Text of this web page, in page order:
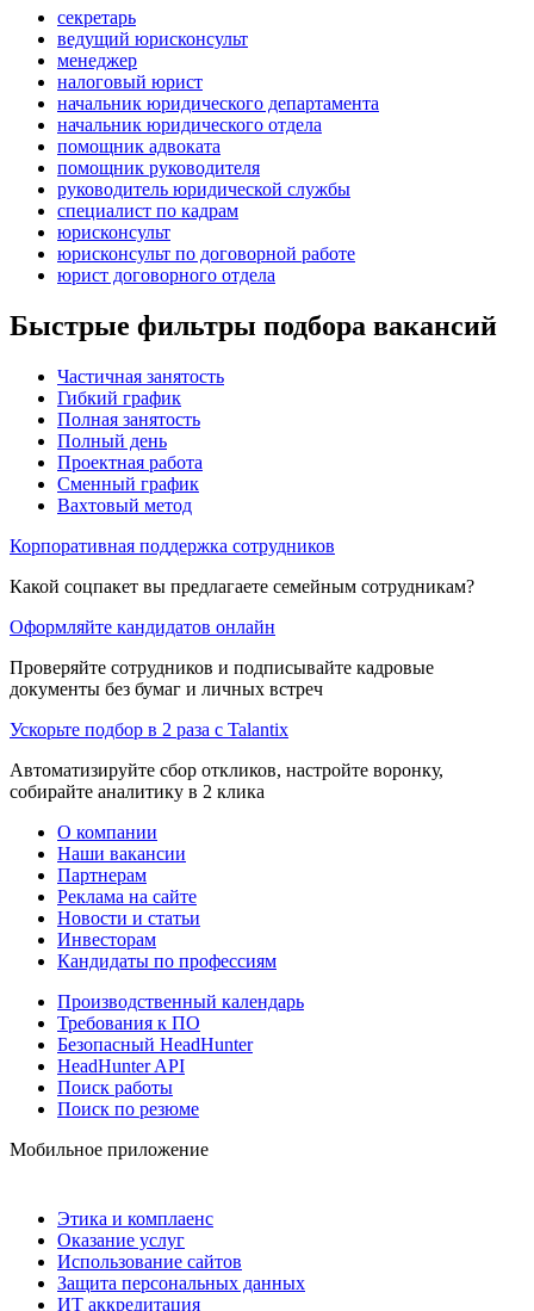
секретарь
ведущий юрисконсульт
менеджер
налоговый юрист
начальник юридического департамента
начальник юридического отдела
помощник адвоката
помощник руководителя
руководитель юридической службы
специалист по кадрам
юрисконсульт
юрисконсульт по договорной работе
юрист договорного отдела
Быстрые фильтры подбора вакансий
Частичная занятость
Гибкий график
Полная занятость
Полный день
Проектная работа
Сменный график
Вахтовый метод
Корпоративная поддержка сотрудников
Какой соцпакет вы предлагаете семейным сотрудникам?
Оформляйте кандидатов онлайн
Проверяйте сотрудников и подписывайте кадровые
документы без бумаг и личных встреч
Ускорьте подбор в 2 раза с Talantix
Автоматизируйте сбор откликов, настройте воронку,
собирайте аналитику в 2 клика
О компании
Наши вакансии
Партнерам
Реклама на сайте
Новости и статьи
Инвесторам
Кандидаты по профессиям
Производственный календарь
Требования к ПО
Безопасный HeadHunter
HeadHunter API
Поиск работы
Поиск по резюме
Мобильное приложение
Этика и комплаенс
Оказание услуг
Использование сайтов
Защита персональных данных
ИТ аккредитация